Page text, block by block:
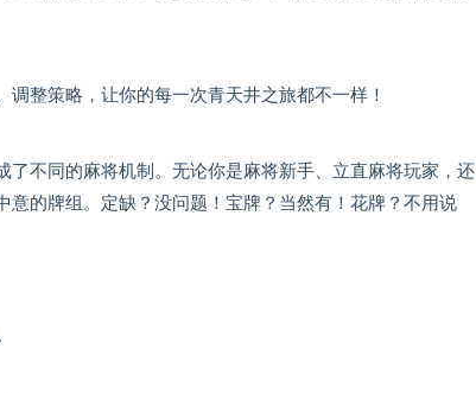
整策略，让你的每一次青天井之旅都不一样！
了不同的麻将机制。无论你是麻将新手、立直麻将玩家，还
的牌组。定缺？没问题！宝牌？当然有！花牌？不用说